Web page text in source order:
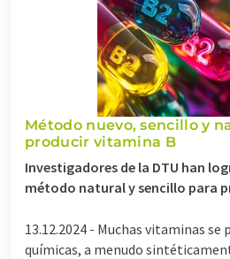
Método nuevo, sencillo y
producir vitamina B
Investigadores de la DTU han
método natural y sencillo para
13.12.2024 - Muchas vitaminas se
químicas, a menudo